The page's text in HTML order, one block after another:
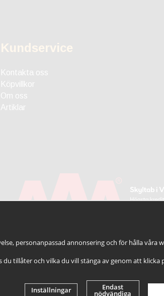
Kundservice
Kontakta oss
Köpvillkor
Om oss
Artiklar
personanpassad annonsering och för hålla
tillåter och vilka du vill stänga av genom att klicka
Inställningar Endast
nödvändiga